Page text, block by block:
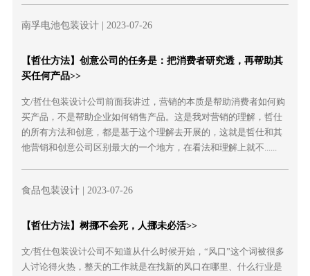
南孚电池包装设计| 2023-07-26
【哲仕方法】创意公司的任务是：把消费者研究透，再帮助其
买任何产品>>
文/哲仕包装设计公司前面我讲过，营销的本质是帮助消费者如何购
买产品，不是帮助企业如何销售产品。这是我对营销的理解，哲仕
的所有方法和创意，都是基于这个理解去开展的，这就是哲仕和其
他营销和创意公司区别最大的一个地方，在看法和理解上就不......
食品包装设计| 2023-07-26
【哲仕方法】树挪不会死，人挪未必活>>
文/哲仕包装设计公司不知道从什么时候开始，“风口”这个词被很多
人讨论得火热，整天的工作就是在找新的风口在哪里、什么行业是